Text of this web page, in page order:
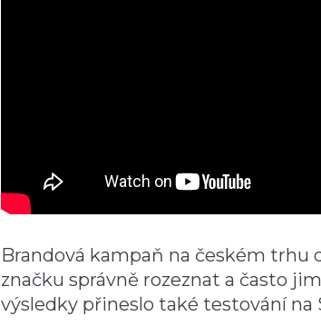
Brandová kampaň na českém trhu
značku správně rozeznat a často
výsledky přineslo také testování na